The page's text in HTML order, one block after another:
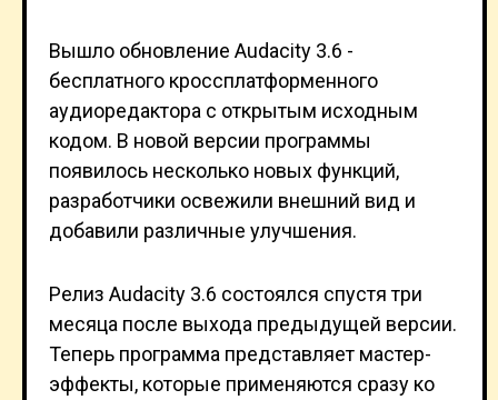
Вышло обновление Audacity 3.6 -
бесплатного кроссплатформенного
аудиоредактора с открытым исходным
кодом. В новой версии программы
появилось несколько новых функций,
разработчики освежили внешний вид и
добавили различные улучшения.
Релиз Audacity 3.6 состоялся спустя три
месяца после выхода предыдущей версии.
Теперь программа представляет мастер-
эффекты, которые применяются сразу ко